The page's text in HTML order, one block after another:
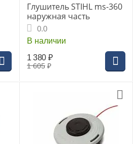
Глушитель STIHL ms-360
наружная часть
0.0
В наличии
1 605 ₽
1 380 ₽